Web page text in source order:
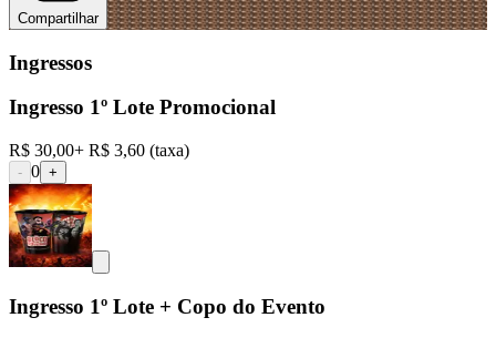
Compartilhar
Ingressos
Ingresso 1º Lote Promocional
R$ 30,00+ R$ 3,60 (taxa)
- 0 +
Ingresso 1º Lote + Copo do Evento